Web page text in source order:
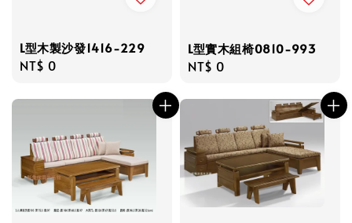
L型木製沙發1416-229
Regular
NT$ 0
L型實木組椅0810-993
Regular
NT$ 0